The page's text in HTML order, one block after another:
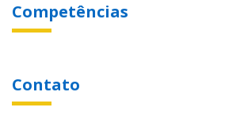
Competências
Contato